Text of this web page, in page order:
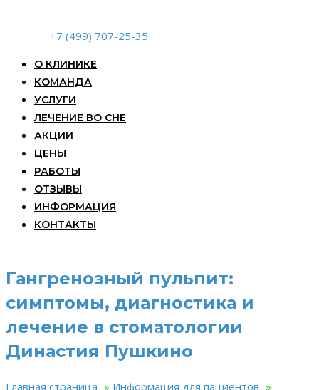
+7 (499) 707-25-35
О КЛИНИКЕ
КОМАНДА
УСЛУГИ
ЛЕЧЕНИЕ ВО СНЕ
АКЦИИ
ЦЕНЫ
РАБОТЫ
ОТЗЫВЫ
ИНФОРМАЦИЯ
КОНТАКТЫ
Гангренозный пульпит:
симптомы, диагностика и
лечение в стоматологии
Династия Пушкино
Главная страница » Информация для пациентов »